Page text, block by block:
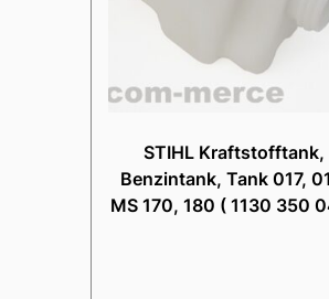
STIHL Kraftstofftank,
Benzintank, Tank 017,
MS 170, 180 ( 1130 350